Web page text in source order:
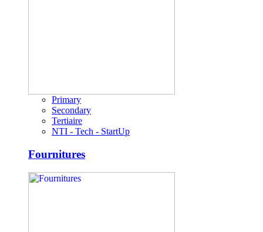
Primary
Secondary
Tertiaire
NTI - Tech - StartUp
Fournitures